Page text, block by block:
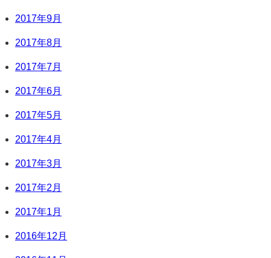
2017年9月
2017年8月
2017年7月
2017年6月
2017年5月
2017年4月
2017年3月
2017年2月
2017年1月
2016年12月